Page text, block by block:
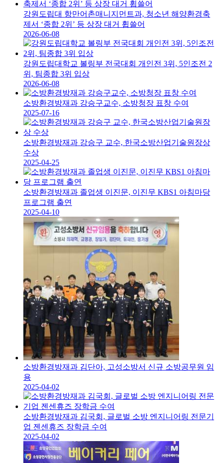
강원도립대 항만어촌매니지먼트과, 청소년 해양환경축
제서 ‘종합 2위’ 등 상장 대거 휩쓸어
2026-06-08
강원도립대학교 볼링부 전국대회 개인전 3위, 5인조전 2
위, 팀종합 3위 입상
2026-06-08
소방환경방재과 강승구교수, 소방청장 표창 수여
2025-07-16
소방환경방재과 강승구 교수, 한국소방산업기술원장상
수상
2025-04-25
소방환경방재과 졸업생 이진문, 이진무 KBS1 아침마당
프로그램 출연
2025-04-10
소방환경방재과 김단아, 고성소방서 신규 소방공무원 임
용
2025-04-02
소방환경방재과 김국회, 글로벌 소방 엔지니어링 전문기
업 젠센휴즈 장학금 수여
2025-04-02